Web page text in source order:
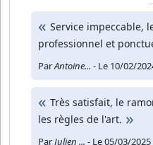
Service impeccable,
professionnel et
ParAntoine... - Le 10/02/
Très satisfait, le
les règles de l'art.
ParJulien ... - Le 05/03/2025